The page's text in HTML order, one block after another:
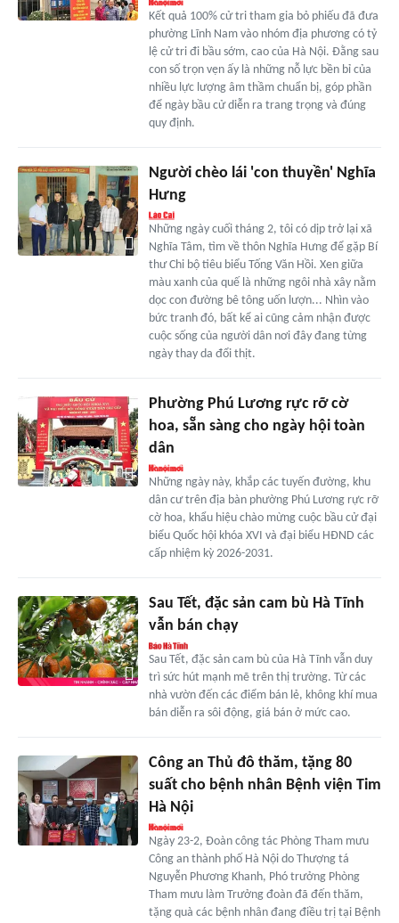
Kết quả 100% cử tri tham gia bỏ phiếu đã đưa
phường Lĩnh Nam vào nhóm địa phương có tỷ
lệ cử tri đi bầu sớm, cao của Hà Nội. Đằng sau
con số trọn vẹn ấy là những nỗ lực bền bỉ của
nhiều lực lượng âm thầm chuẩn bị, góp phần
để ngày bầu cử diễn ra trang trọng và đúng
quy định.
Người chèo lái 'con thuyền' Nghĩa
Hưng
Những ngày cuối tháng 2, tôi có dịp trở lại xã
Nghĩa Tâm, tìm về thôn Nghĩa Hưng để gặp Bí
thư Chi bộ tiêu biểu Tống Văn Hồi. Xen giữa
màu xanh của quế là những ngôi nhà xây nằm
dọc con đường bê tông uốn lượn... Nhìn vào
bức tranh đó, bất kể ai cũng cảm nhận được
cuộc sống của người dân nơi đây đang từng
ngày thay da đổi thịt.
Phường Phú Lương rực rỡ cờ
hoa, sẵn sàng cho ngày hội toàn
dân
Những ngày này, khắp các tuyến đường, khu
dân cư trên địa bàn phường Phú Lương rực rỡ
cờ hoa, khẩu hiệu chào mừng cuộc bầu cử đại
biểu Quốc hội khóa XVI và đại biểu HĐND các
cấp nhiệm kỳ 2026-2031.
Sau Tết, đặc sản cam bù Hà Tĩnh
vẫn bán chạy
Sau Tết, đặc sản cam bù của Hà Tĩnh vẫn duy
trì sức hút mạnh mẽ trên thị trường. Từ các
nhà vườn đến các điểm bán lẻ, không khí mua
bán diễn ra sôi động, giá bán ở mức cao.
Công an Thủ đô thăm, tặng 80
suất cho bệnh nhân Bệnh viện Tim
Hà Nội
Ngày 23-2, Đoàn công tác Phòng Tham mưu
Công an thành phố Hà Nội do Thượng tá
Nguyễn Phương Khanh, Phó trưởng Phòng
Tham mưu làm Trưởng đoàn đã đến thăm,
tặng quà các bệnh nhân đang điều trị tại Bệnh